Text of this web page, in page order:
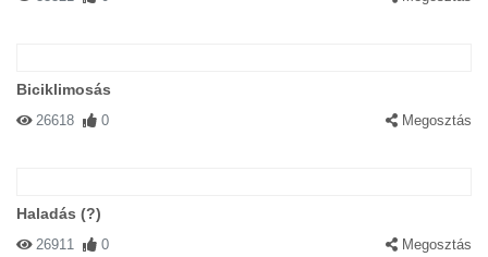
Biciklimosás
26618 0 Megosztás
Haladás (?)
26911 0 Megosztás